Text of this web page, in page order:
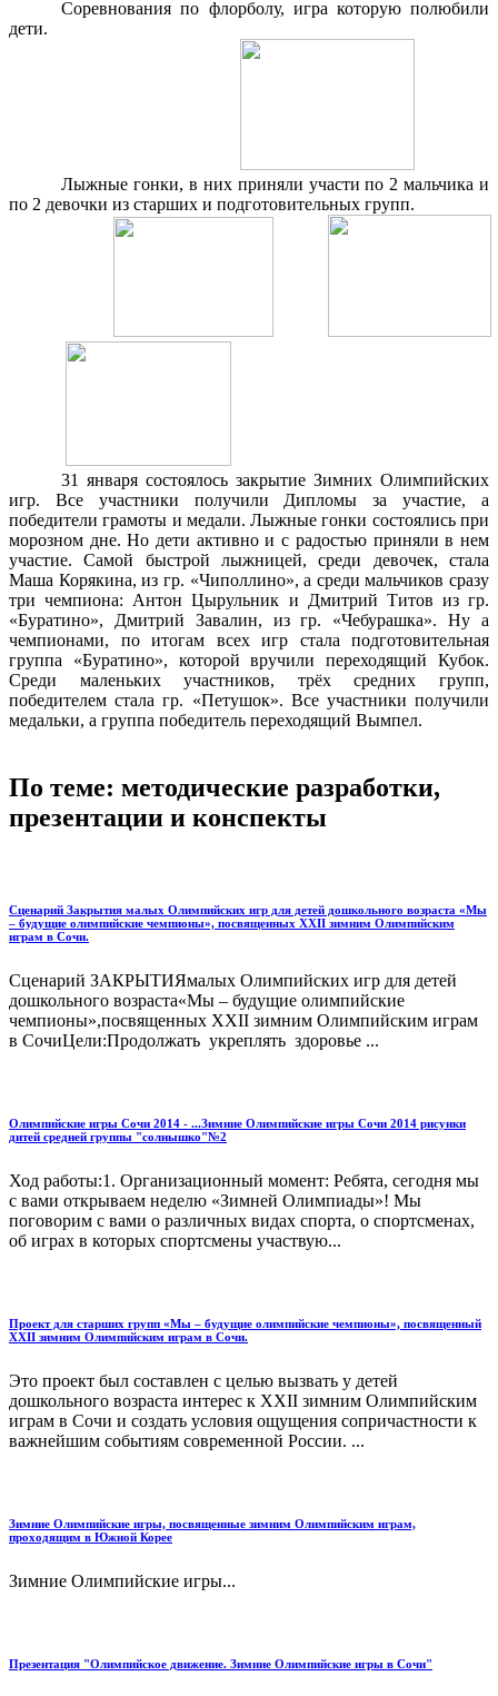
Соревнования по флорболу, игра которую полюбили
дети.
Лыжные гонки, в них приняли участи по 2 мальчика и
по 2 девочки из старших и подготовительных групп.
31 января состоялось закрытие Зимних Олимпийских
игр. Все участники получили Дипломы за участие, а
победители грамоты и медали. Лыжные гонки состоялись при
морозном дне. Но дети активно и с радостью приняли в нем
участие. Самой быстрой лыжницей, среди девочек, стала
Маша Корякина, из гр. «Чиполлино», а среди мальчиков сразу
три чемпиона: Антон Цырульник и Дмитрий Титов из гр.
«Буратино», Дмитрий Завалин, из гр. «Чебурашка». Ну а
чемпионами, по итогам всех игр стала подготовительная
группа «Буратино», которой вручили переходящий Кубок.
Среди маленьких участников, трёх средних групп,
победителем стала гр. «Петушок». Все участники получили
медальки, а группа победитель переходящий Вымпел.
По теме: методические разработки,
презентации и конспекты
Сценарий Закрытия малых Олимпийских игр для детей дошкольного возраста «Мы
– будущие олимпийские чемпионы», посвященных ХХII зимним Олимпийским
играм в Сочи.
Сценарий ЗАКРЫТИЯмалых Олимпийских игр для детей
дошкольного возраста«Мы – будущие олимпийские
чемпионы»,посвященных ХХII зимним Олимпийским играм
в СочиЦели:Продолжать укреплять здоровье ...
Олимпийские игры Сочи 2014 - ...Зимние Олимпийские игры Сочи 2014 рисунки
дитей средней группы "солнышко"№2
Ход работы:1. Организационный момент: Ребята, сегодня мы
с вами открываем неделю «Зимней Олимпиады»! Мы
поговорим с вами о различных видах спорта, о спортсменах,
об играх в которых спортсмены участвую...
Проект для старших групп «Мы – будущие олимпийские чемпионы», посвященный
XXII зимним Олимпийским играм в Сочи.
Это проект был составлен с целью вызвать у детей
дошкольного возраста интерес к XXII зимним Олимпийским
играм в Сочи и создать условия ощущения сопричастности к
важнейшим событиям современной России. ...
Зимние Олимпийские игры, посвященные зимним Олимпийским играм,
проходящим в Южной Корее
Зимние Олимпийские игры...
Презентация "Олимпийское движение. Зимние Олимпийские игры в Сочи"